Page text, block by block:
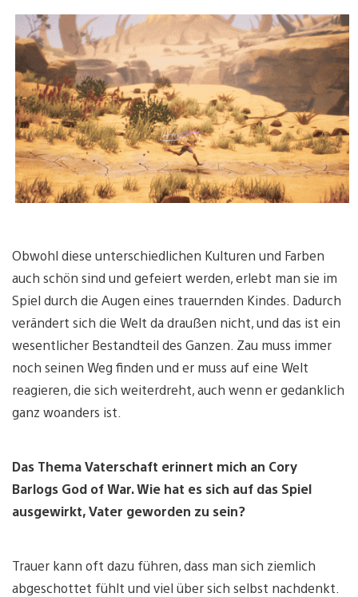
Obwohl diese unterschiedlichen Kulturen und Farben
auch schön sind und gefeiert werden, erlebt man sie im
Spiel durch die Augen eines trauernden Kindes. Dadurch
verändert sich die Welt da draußen nicht, und das ist ein
wesentlicher Bestandteil des Ganzen. Zau muss immer
noch seinen Weg finden und er muss auf eine Welt
reagieren, die sich weiterdreht, auch wenn er gedanklich
ganz woanders ist.
Das Thema Vaterschaft erinnert mich an Cory
Barlogs God of War. Wie hat es sich auf das Spiel
ausgewirkt, Vater geworden zu sein?
Trauer kann oft dazu führen, dass man sich ziemlich
abgeschottet fühlt und viel über sich selbst nachdenkt.